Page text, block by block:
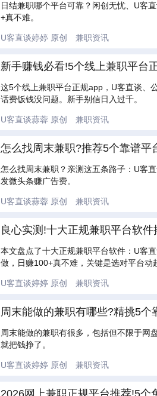
日结兼职哪个平台可靠？闲创无忧、U客
+真不难。
U客直谈婷婷 原创 兼职资讯
新手赚钱必看!5个线上兼职平台
这5个线上兼职平台正规app，U客直谈、
话费饭钱没问题。新手别信日入过千。
U客直谈蒜蓉 原创 兼职资讯
怎么找周末兼职?推荐5个靠谱平
怎么找周末兼职？亲测这五条路子：U客
发微头条赚广告费。
U客直谈蒜蓉 原创 兼职资讯
良心实测!十大正规兼职平台软
本文盘点了十大正规兼职平台软件：U客
做，日赚100+真不难，关键是选对平台动
U客直谈婷婷 原创 兼职资讯
周末能做的兼职有哪些?精挑5
周末能做的兼职有很多，包括但不限于网
就把钱挣了。
U客直谈婷婷 原创 兼职资讯
2026网上兼职正规平台推荐!5